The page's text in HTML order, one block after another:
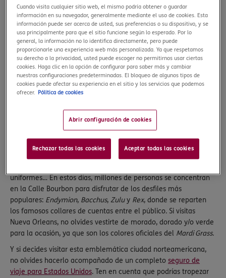
bailes y conciertos gratuitos. La guinda del pastel y fin de fiesta
la marca el espectacular desfile de lasEscolas de Sambaque
tiene lugar cada año en elSambódromo.
Si visitas este destino, recuerda hacerlo acompañado de un
buenseguro de viaje a Brasil. De esta manera, si necesitas
atención médica en este destino, la aerolínea pierde tus
maletas o necesitas interrumpir tus vacaciones por un
imprevisto y volver a España, estarás cubierto en todo
Mardi Gras en Nueva Orleans, Estados
Para elMardi Gras
o “Martes Gordo” de Nueva Orleans las
uniformes… En estos días, millones de personas se concentran
en la Calle Bourbon para disfrutar de los desfiles más
populares: Endymion, Bacchus, Zuluy Rex, donde se reparten
los famosos collares de cuentas entre el público. Si visitas
Nueva Orleans, no olvides vestirte de morado, dorado y/o verde
para la ocasión, ya que son los colores oficiales del Mardi Grass.
Y si decides visitar esta emblemática ciudad norteamericana,
no olvides hacerlo acompañado de un completo seguro de
viaje para Estados Unidos. Ten en cuenta que podrías tropezar
Cuando visita cualquier sitio web, el mismo podría obtener o guardar
información en su navegador, generalmente mediante el uso de cookies. Esta
información puede ser acerca de usted, sus preferencias o su dispositivo, y se
usa principalmente para que el sitio funcione según lo esperado. Por lo
general, la información no lo identifica directamente, pero puede
proporcionarle una experiencia web más personalizada. Ya que respetamos
su derecho a la privacidad, usted puede escoger no permitirnos usar ciertas
cookies. Haga clic en la opción de configurar para saber más y cambiar
nuestras configuraciones predeterminadas. El bloqueo de algunos tipos de
cookies puede afectar su experiencia en el sitio y los servicios que podemos
ofrecer.
Pólitica de cookies
Abrir configuración de cookies
Rechazar todas las cookies Aceptar todas las cookies